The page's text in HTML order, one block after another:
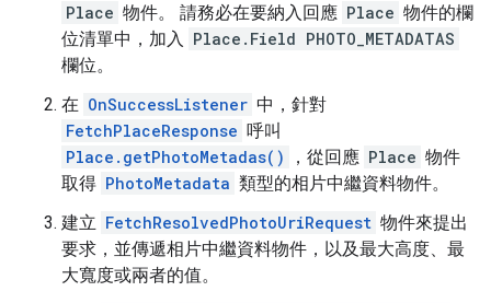
Place 物件。 請務必在要納入回應 Place 物件的欄
位清單中，加入 Place.Field PHOTO_METADATAS
欄位。
在 OnSuccessListener 中，針對
FetchPlaceResponse 呼叫
Place.getPhotoMetadas()
，從回應 Place 物件
取得 PhotoMetadata 類型的相片中繼資料物件。
建立 FetchResolvedPhotoUriRequest 物件來提出
要求，並傳遞相片中繼資料物件，以及最大高度、最
大寬度或兩者的值。